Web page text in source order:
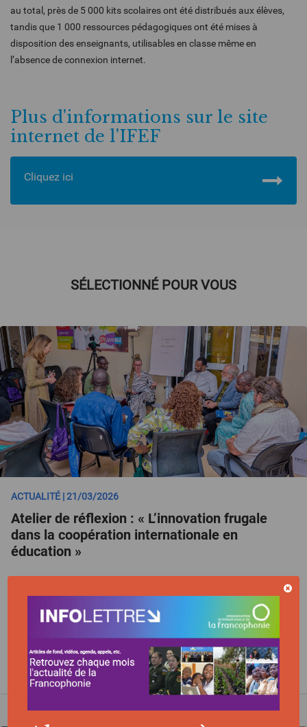
au total, près de 5 000 kits scolaires ont été distribués aux élèves,
tandis que 1 000 ressources pédagogiques ont été mises à
disposition des enseignants, utilisables en classe même en
l’absence de connexion internet.
Plus d'informations sur le site
internet de l'IFEF
Cliquez ici
SÉLECTIONNÉ POUR VOUS
ACTUALITÉ | 21/03/2026
Atelier de réflexion : « L’innovation frugale
dans la coopération internationale en
éducation »
20 MARS 2026 EDUCATION ET FORMATION SÉNÉGAL